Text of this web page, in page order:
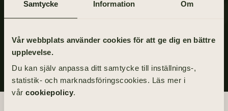
Samtycke Information Om
Vår webbplats använder cookies för att ge dig en bättre
upplevelse.
Du kan själv anpassa ditt samtycke till inställnings-,
statistik- och marknadsföringscookies. Läs mer i
vår cookiepolicy.